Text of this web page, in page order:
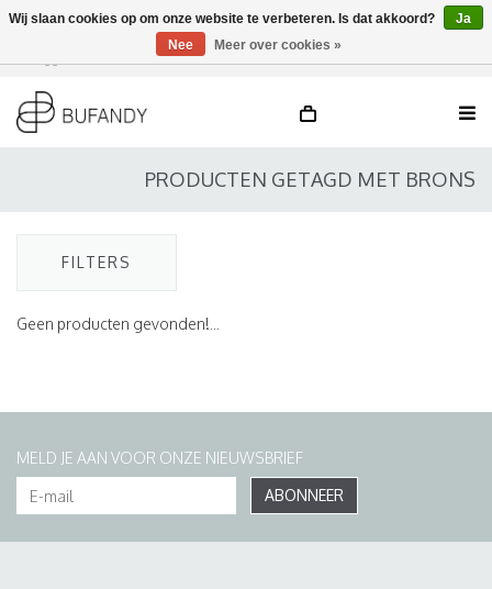
DE / EN
PRODUCTEN GETAGD MET BRONS
FILTERS
Geen producten gevonden!...
MELD JE AAN VOOR ONZE NIEUWSBRIEF
ABONNEER
Wij slaan cookies op om onze website te verbeteren. Is dat akkoord?
Ja
Nee
Meer over cookies »